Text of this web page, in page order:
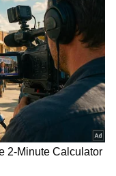
ಚರಣ್‌ಗೆ
ಆದ್ರೂ
ಟ್ವಿಸ್ಟ್‌
ಮದುವೆ ಆಗಿ 14